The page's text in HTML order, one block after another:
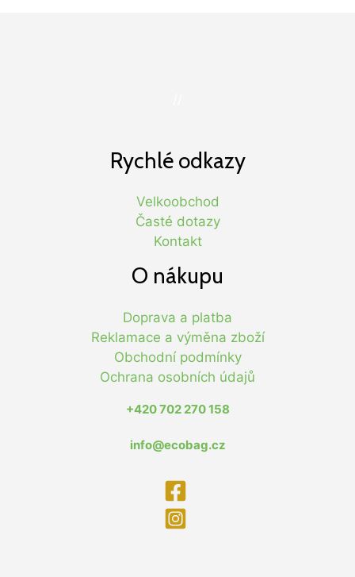
Rychlé odkazy
Velkoobchod
Časté dotazy
Kontakt
O nákupu
Doprava a platba
Reklamace a výměna zboží
Obchodní podmínky
Ochrana osobních údajů
+420 702 270 158
info@ecobag.cz